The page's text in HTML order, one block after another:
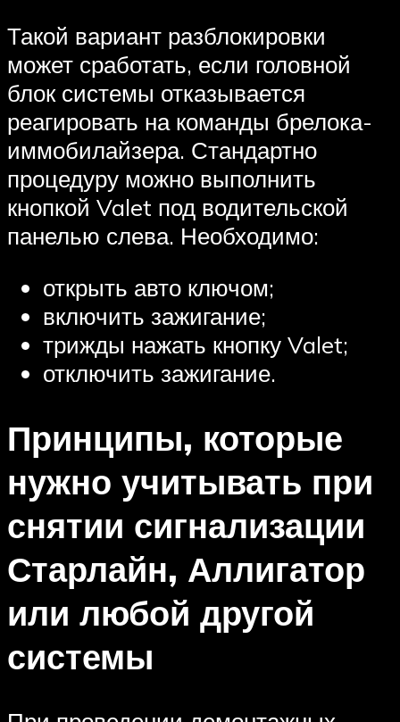
Такой вариант разблокировки
может сработать, если головной
блок системы отказывается
реагировать на команды брелока-
иммобилайзера. Стандартно
процедуру можно выполнить
кнопкой Valet под водительской
панелью слева. Необходимо:
открыть авто ключом;
включить зажигание;
трижды нажать кнопку Valet;
отключить зажигание.
Принципы, которые
нужно учитывать при
снятии сигнализации
Старлайн, Аллигатор
или любой другой
системы